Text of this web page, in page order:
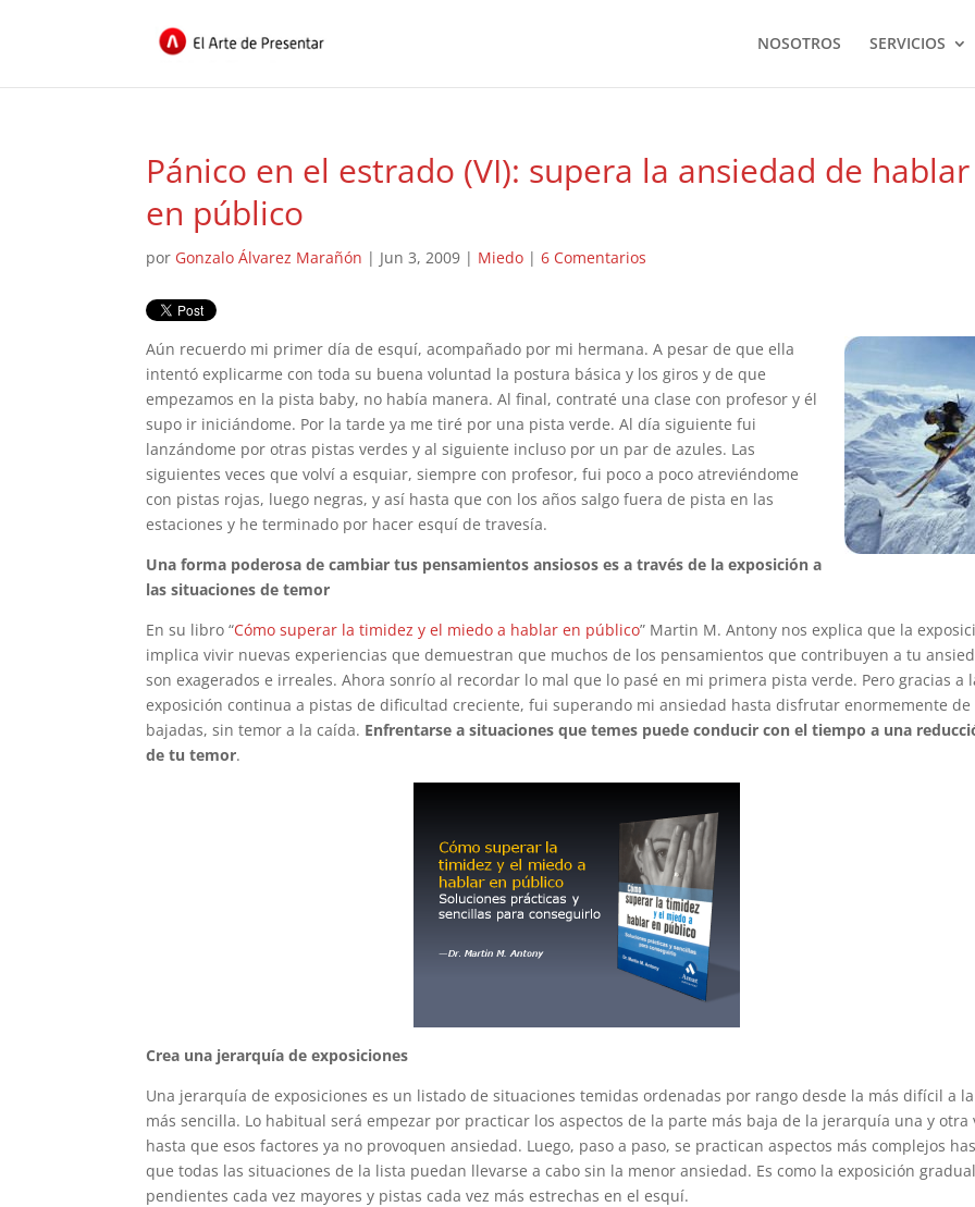
NOSOTROS SERVICIOS
Pánico en el estrado (VI): supera la ansiedad de hablar
en público
por Gonzalo Álvarez Marañón | Jun 3, 2009 | Miedo |6 Comentarios
Aún recuerdo mi primer día de esquí, acompañado por mi hermana. A pesar de que ella
intentó explicarme con toda su buena voluntad la postura básica y los giros y de que
empezamos en la pista baby, no había manera. Al final, contraté una clase con profesor y él
supo ir iniciándome. Por la tarde ya me tiré por una pista verde. Al día siguiente fui
lanzándome por otras pistas verdes y al siguiente incluso por un par de azules. Las
siguientes veces que volví a esquiar, siempre con profesor, fui poco a poco atreviéndome
con pistas rojas, luego negras, y así hasta que con los años salgo fuera de pista en las
estaciones y he terminado por hacer esquí de travesía.
Una forma poderosa de cambiar tus pensamientos ansiosos es a través de la exposición a
las situaciones de temor
En su libro “Cómo superar la timidez y el miedo a hablar en público” Martin M. Antony nos explica que la
implica vivir nuevas experiencias que demuestran que muchos de los pensamientos que contribuyen a tu
son exagerados e irreales. Ahora sonrío al recordar lo mal que lo pasé en mi primera pista verde. Pero gracias a
exposición continua a pistas de dificultad creciente, fui superando mi ansiedad hasta disfrutar enormemente de
bajadas, sin temor a la caída. Enfrentarse a situaciones que temes puede conducir con el tiempo a una
de tu temor.
Crea una jerarquía de exposiciones
Una jerarquía de exposiciones es un listado de situaciones temidas ordenadas por rango desde la más difícil a la
más sencilla. Lo habitual será empezar por practicar los aspectos de la parte más baja de la jerarquía una y otra
hasta que esos factores ya no provoquen ansiedad. Luego, paso a paso, se practican aspectos más complejos
que todas las situaciones de la lista puedan llevarse a cabo sin la menor ansiedad. Es como la exposición
pendientes cada vez mayores y pistas cada vez más estrechas en el esquí.